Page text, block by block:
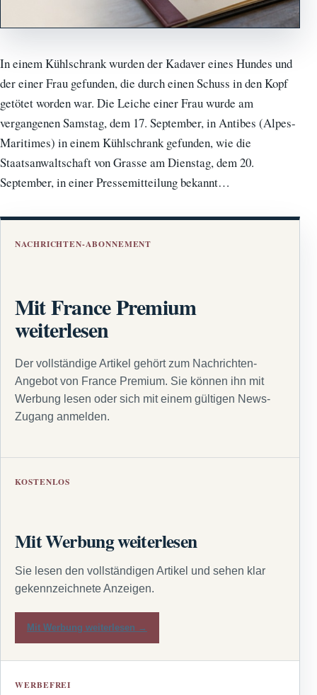
In einem Kühlschrank wurden der Kadaver eines Hundes und
der einer Frau gefunden, die durch einen Schuss in den Kopf
getötet worden war. Die Leiche einer Frau wurde am
vergangenen Samstag, dem 17. September, in Antibes (Alpes-
Maritimes) in einem Kühlschrank gefunden, wie die
Staatsanwaltschaft von Grasse am Dienstag, dem 20.
September, in einer Pressemitteilung bekannt…
NACHRICHTEN-ABONNEMENT
Mit France Premium
weiterlesen
Der vollständige Artikel gehört zum Nachrichten-
Angebot von France Premium. Sie können ihn mit
Werbung lesen oder sich mit einem gültigen News-
Zugang anmelden.
KOSTENLOS
Mit Werbung weiterlesen
Sie lesen den vollständigen Artikel und sehen klar
gekennzeichnete Anzeigen.
Mit Werbung weiterlesen →
WERBEFREI